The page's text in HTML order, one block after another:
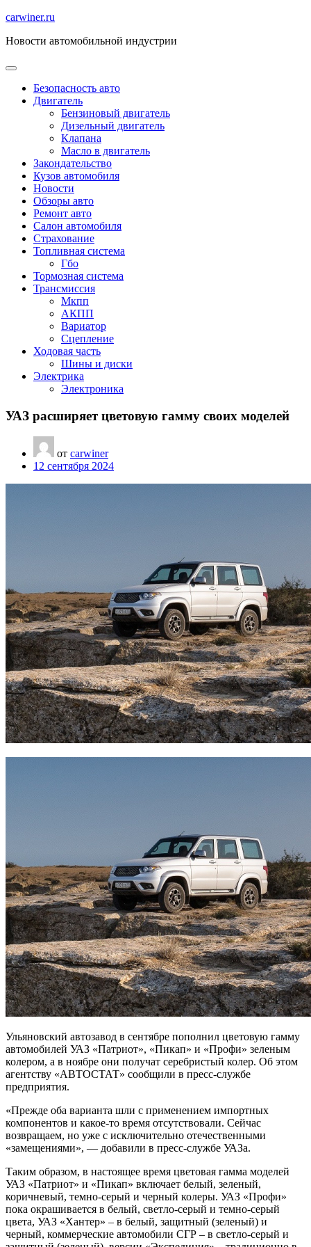
Перейти
содержимому
carwiner.ru
Новости автомобильной индустрии
Безопасность авто
Двигатель
Бензиновый двигатель
Дизельный двигатель
Клапана
Масло в двигатель
Закондательство
Кузов автомобиля
Новости
Обзоры авто
Ремонт авто
Салон автомобиля
Страхование
Топливная система
Гбо
Тормозная система
Трансмиссия
Мкпп
АКПП
Вариатор
Сцепление
Ходовая часть
Шины и диски
Электрика
Электроника
УАЗ расширяет цветовую гамму своих моделей
от carwiner
12 сентября 2024
Ульяновский автозавод в сентябре пополнил цветовую гамму
автомобилей УАЗ «Патриот», «Пикап» и «Профи» зеленым
колером, а в ноябре они получат серебристый колер. Об этом
агентству «АВТОСТАТ» сообщили в пресс-службе
предприятия.
«Прежде оба варианта шли с применением импортных
компонентов и какое-то время отсутствовали. Сейчас
возвращаем, но уже с исключительно отечественными
«замещениями», — добавили в пресс-службе УАЗа.
Таким образом, в настоящее время цветовая гамма моделей
УАЗ «Патриот» и «Пикап» включает белый, зеленый,
коричневый, темно-серый и черный колеры. УАЗ «Профи»
пока окрашивается в белый, светло-серый и темно-серый
цвета, УАЗ «Хантер» – в белый, защитный (зеленый) и
черный, коммерческие автомобили СГР – в светло-серый и